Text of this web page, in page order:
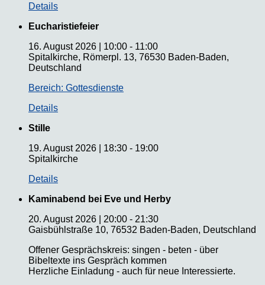
Details
Eucharistiefeier
16. August 2026
10:00 - 11:00
Spitalkirche, Römerpl. 13, 76530 Baden-Baden,
Deutschland
Bereich: Gottesdienste
Details
Stille
19. August 2026
18:30 - 19:00
Spitalkirche
Details
Kaminabend bei Eve und Herby
20. August 2026
20:00 - 21:30
Gaisbühlstraße 10, 76532 Baden-Baden, Deutschland
Offener Gesprächskreis: singen - beten - über
Bibeltexte ins Gespräch kommen
Herzliche Einladung - auch für neue Interessierte.